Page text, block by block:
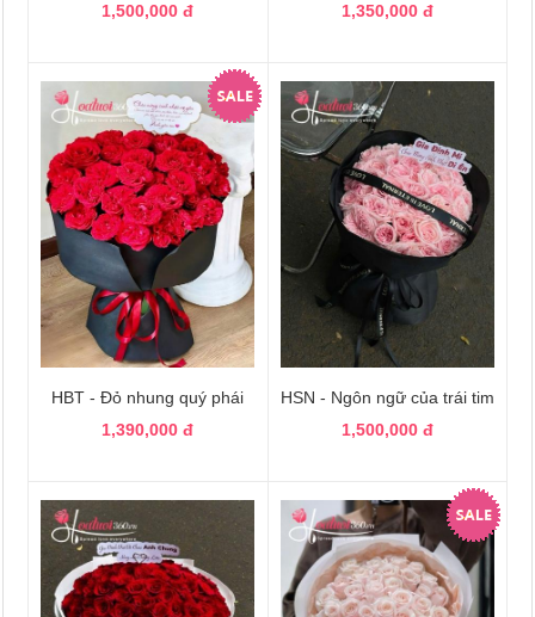
1,500,000 đ
1,350,000 đ
HBT - Đỏ nhung quý phái
1,390,000 đ
HSN - Ngôn ngữ của trái tim
1,500,000 đ